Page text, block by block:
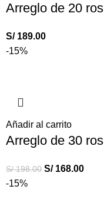
Arreglo de 20
S/189.00
-15%
Añadir al carrito
Arreglo de 30
S/198.00 S/168.00
-15%